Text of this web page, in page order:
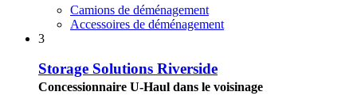
Camions de déménagement
Accessoires de déménagement
3
Storage Solutions Riverside
Concessionnaire U-Haul dans le voisinage